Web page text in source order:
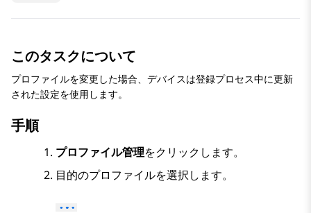
このタスクについて
プロファイルを変更した場合、デバイスは登録プロセス中に更新
された設定を使用します。
手順
プロファイル管理をクリックします。
目的のプロファイルを選択します。